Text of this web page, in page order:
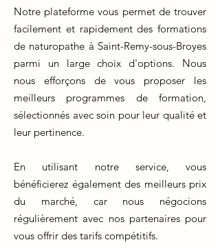
Notre plateforme vous permet de trouver
facilement et rapidement des formations
de naturopathe à Saint-Remy-sous-Broyes
parmi un large choix d'options. Nous
nous efforçons de vous proposer les
meilleurs programmes de formation,
sélectionnés avec soin pour leur qualité et
leur pertinence.
En utilisant notre service, vous
bénéficierez également des meilleurs prix
du marché, car nous négocions
régulièrement avec nos partenaires pour
vous offrir des tarifs compétitifs.